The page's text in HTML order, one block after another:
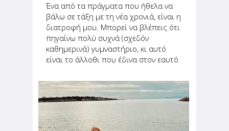
Ένα από τα πράγματα που ήθελα να
βάλω σε τάξη με τη νέα χρονιά, είναι η
διατροφή μου. Μπορεί να βλέπεις ότι
πηγαίνω πολύ συχνά (σχεδόν
καθημερινά) γυμναστήριο, κι αυτό
είναι το άλλοθι που έδινα στον εαυτό
τύψεις. "Αφού τα καίω μετά", έλεγα
στον εαυτό μου. Αυτό είχε...